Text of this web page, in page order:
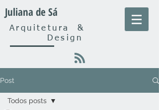
Arquitetura&
Design
Juliana de Sá
Post
Todos posts